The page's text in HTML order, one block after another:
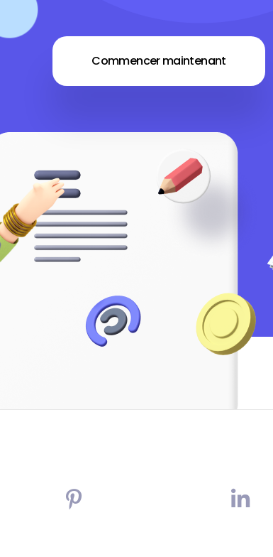
Commencer maintenant